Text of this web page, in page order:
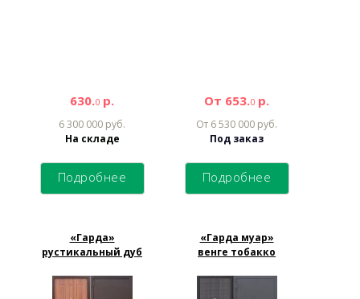
630.0 р.
6 300 000 руб.
На складе
Подробнее
От 653.0 р.
От 6 530 000 руб.
Под заказ
Подробнее
«Гарда»
рустикальный дуб
«Гарда муар»
венге тобакко